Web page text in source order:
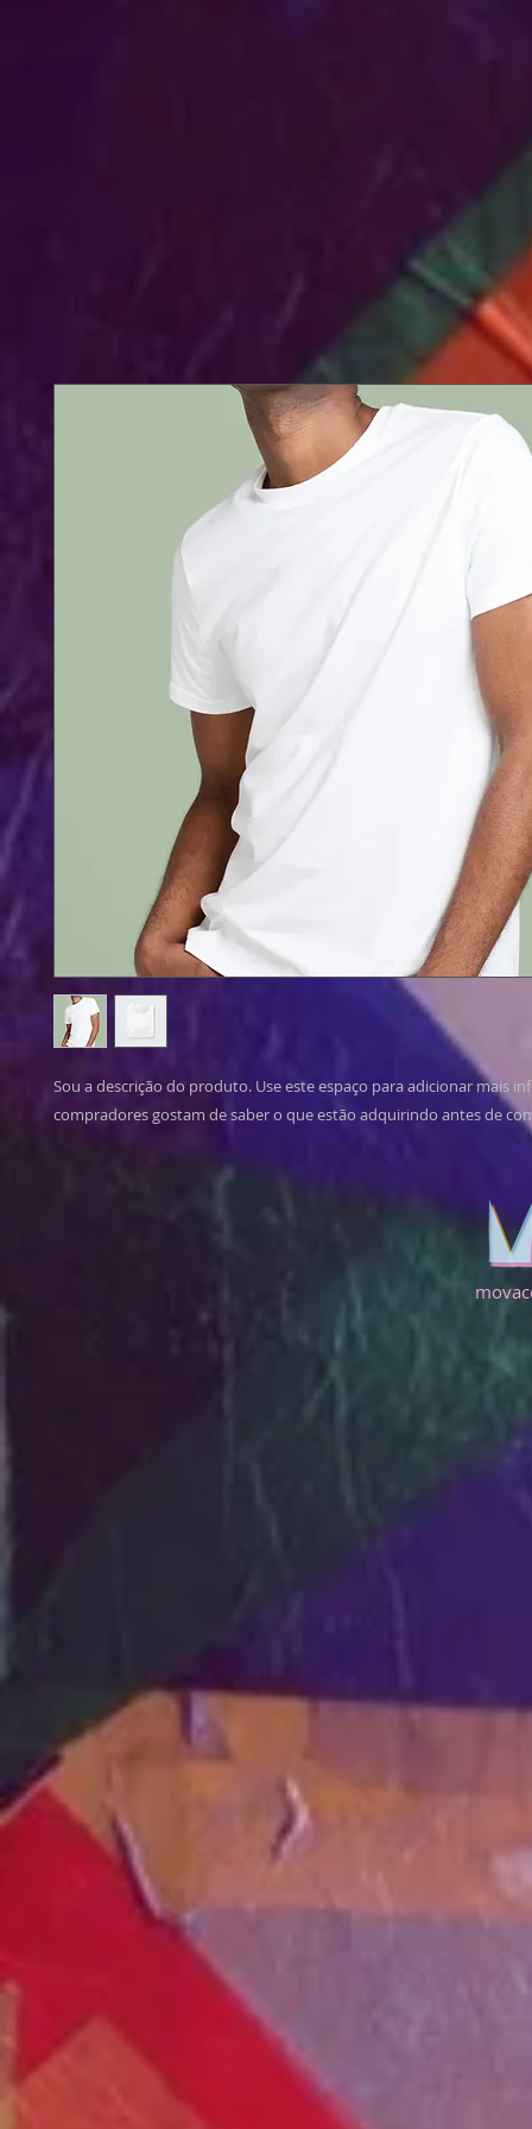
Sou a descrição do produto. Use este espaço para adicionar mais
compradores gostam de saber o que estão adquirindo antes de